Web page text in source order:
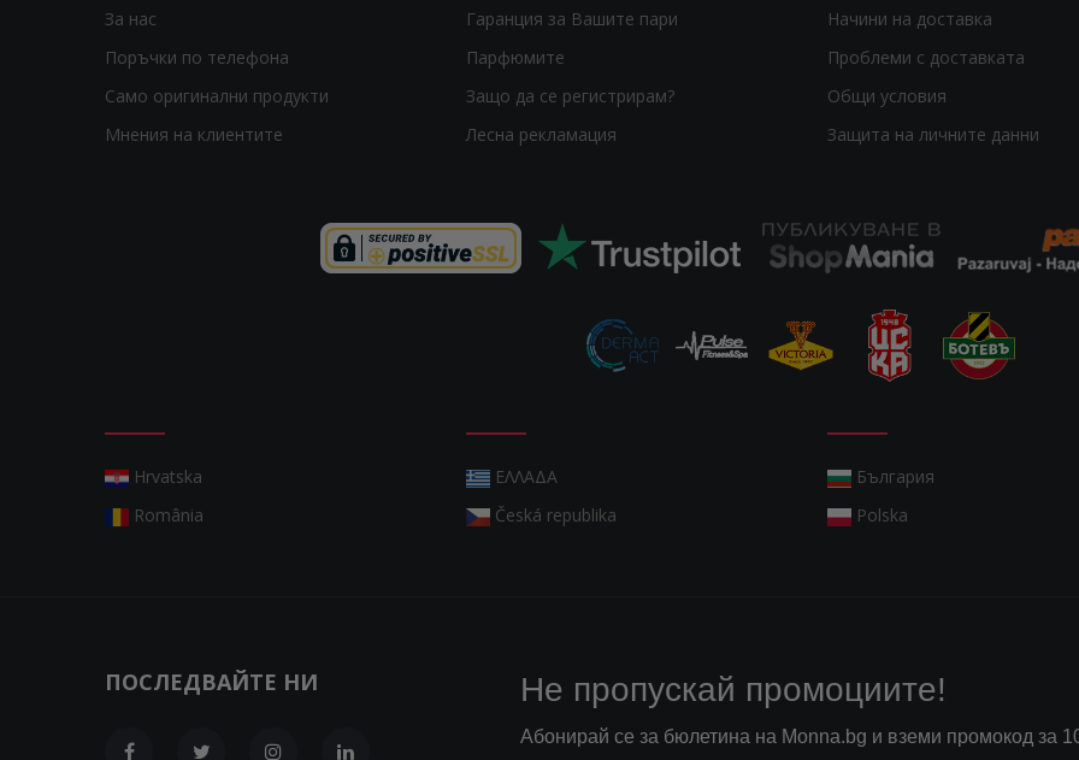
За нас
Поръчки по телефона
Само оригинални продукти
Мнения на клиентите
Гаранция за Вашите пари
Парфюмите
Защо да се регистрирам?
Лесна рекламация
Начини на доставка
Проблеми с доставката
Общи условия
Защита на личните данни
Hrvatska
România
ΕΛΛΑΔΑ
Česká republika
България
Polska
ПОСЛЕДВАЙТЕ НИ Не пропускай промоциите!
Абонирай се за бюлетина на Monna.bg и вземи промокод за